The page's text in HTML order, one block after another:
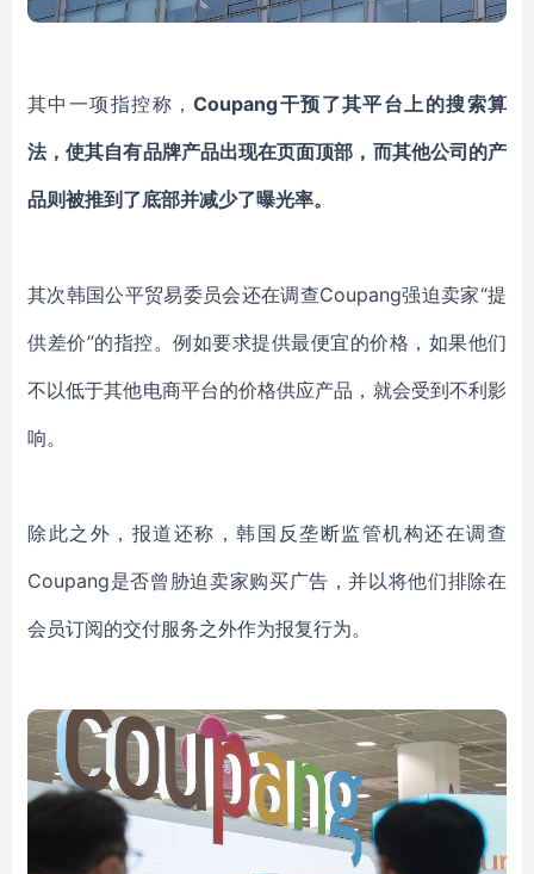
其中一项指控称，Coupang干预了其平台上的搜索算
法，使其自有品牌产品出现在页面顶部，而其他公司的产
品则被推到了底部并减少了曝光率。
其次韩国公平贸易委员会还在调查Coupang强迫卖家“提
供差价”的指控。例如要求提供最便宜的价格，如果他们
不以低于其他电商平台的价格供应产品，就会受到不利影
响。
除此之外， 报道还称，韩国 反垄断监管机构还在调查
Coupang是否曾 胁迫卖家购买广告，并以将他们排除在
会员订阅的交付服务之外作为报复行为。